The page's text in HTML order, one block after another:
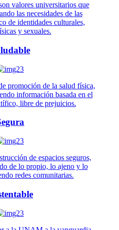
valores universitarios que
las necesidades de las
de identidades culturales,
y sexuales.
promoción de la salud física,
información basada en el
libre de prejuicios.
de espacios seguros,
de lo propio, lo ajeno y lo
redes comunitarias.